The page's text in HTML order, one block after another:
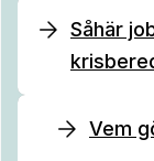
Såhär
Vem